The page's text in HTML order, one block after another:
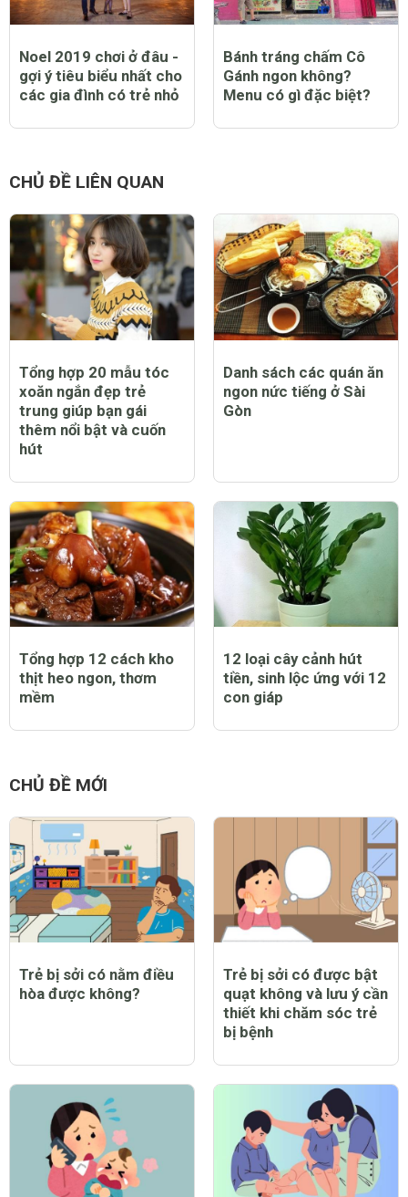
Noel 2019 chơi ở đâu -
gợi ý tiêu biểu nhất cho
các gia đình có trẻ nhỏ
Bánh tráng chấm Cô
Gánh ngon không?
Menu có gì đặc biệt?
CHỦ ĐỀ LIÊN QUAN
Tổng hợp 20 mẫu tóc
xoăn ngắn đẹp trẻ
trung giúp bạn gái
thêm nổi bật và cuốn
hút
Danh sách các quán ăn
ngon nức tiếng ở Sài
Gòn
Tổng hợp 12 cách kho
thịt heo ngon, thơm
mềm
12 loại cây cảnh hút
tiền, sinh lộc ứng với 12
con giáp
CHỦ ĐỀ MỚI
Trẻ bị sởi có nằm điều
hòa được không?
Trẻ bị sởi có được bật
quạt không và lưu ý cần
thiết khi chăm sóc trẻ
bị bệnh